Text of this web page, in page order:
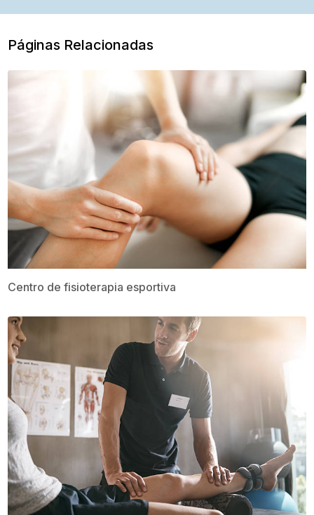
Páginas Relacionadas
Centro de fisioterapia esportiva